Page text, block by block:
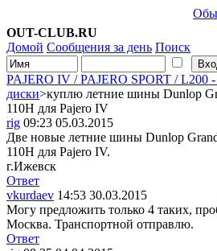
OUT-CLUB.RU
Домой Сообщения за день Поиск
PAJERO IV / PAJERO SPORT / L200
диски>куплю летние шины Dunlop
110Н для Pajero IV
rig 09:23 05.03.2015
Две новые летние шины Dunlop
110Н для Pajero IV.
г.Ижевск
Ответ
vkurdaev 14:53 30.03.2015
Могу предложить только 4 таких,
Москва. Транспортной отправлю.
Ответ